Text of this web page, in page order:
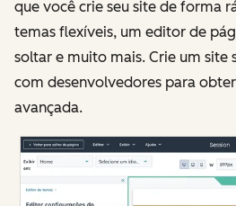
que você crie seu site de forma
temas flexíveis, um editor de
soltar e muito mais. Crie um site
com desenvolvedores para
avançada.